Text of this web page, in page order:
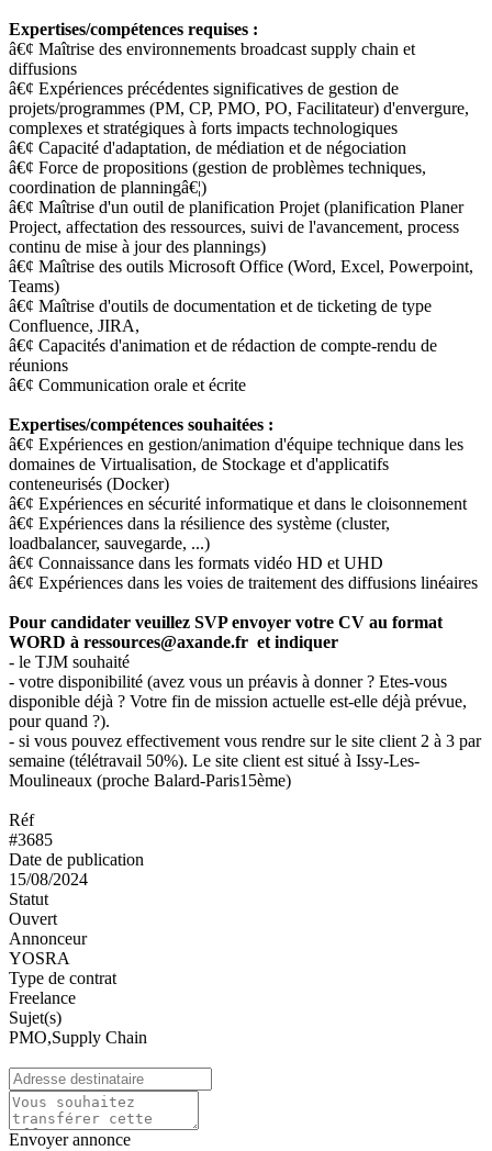
Expertises/compétences requises :
â€¢ Maîtrise des environnements broadcast supply chain et
diffusions
â€¢ Expériences précédentes significatives de gestion de
projets/programmes (PM, CP, PMO, PO, Facilitateur) d'envergure,
complexes et stratégiques à forts impacts technologiques
â€¢ Capacité d'adaptation, de médiation et de négociation
â€¢ Force de propositions (gestion de problèmes techniques,
coordination de planningâ€¦)
â€¢ Maîtrise d'un outil de planification Projet (planification Planer
Project, affectation des ressources, suivi de l'avancement, process
continu de mise à jour des plannings)
â€¢ Maîtrise des outils Microsoft Office (Word, Excel, Powerpoint,
Teams)
â€¢ Maîtrise d'outils de documentation et de ticketing de type
Confluence, JIRA,
â€¢ Capacités d'animation et de rédaction de compte-rendu de
réunions
â€¢ Communication orale et écrite
Expertises/compétences souhaitées :
â€¢ Expériences en gestion/animation d'équipe technique dans les
domaines de Virtualisation, de Stockage et d'applicatifs
conteneurisés (Docker)
â€¢ Expériences en sécurité informatique et dans le cloisonnement
â€¢ Expériences dans la résilience des système (cluster,
loadbalancer, sauvegarde, ...)
â€¢ Connaissance dans les formats vidéo HD et UHD
â€¢ Expériences dans les voies de traitement des diffusions linéaires
Pour candidater veuillez SVP envoyer votre CV au format
WORD à ressources@axande.fr et indiquer
- le TJM souhaité
- votre disponibilité (avez vous un préavis à donner ? Etes-vous
disponible déjà ? Votre fin de mission actuelle est-elle déjà prévue,
pour quand ?).
- si vous pouvez effectivement vous rendre sur le site client 2 à 3 par
semaine (télétravail 50%). Le site client est situé à Issy-Les-
Moulineaux (proche Balard-Paris15ème)
Réf
#3685
Date de publication
15/08/2024
Statut
Ouvert
Annonceur
YOSRA
Type de contrat
Freelance
Sujet(s)
PMO,Supply Chain
Envoyer annonce